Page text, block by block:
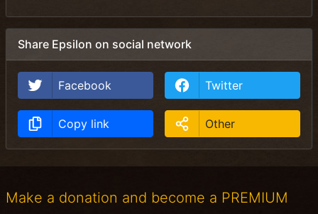
Share Epsilon on social network
Facebook Twitter
Copy link Other
Make a donation and become a PREMIUM